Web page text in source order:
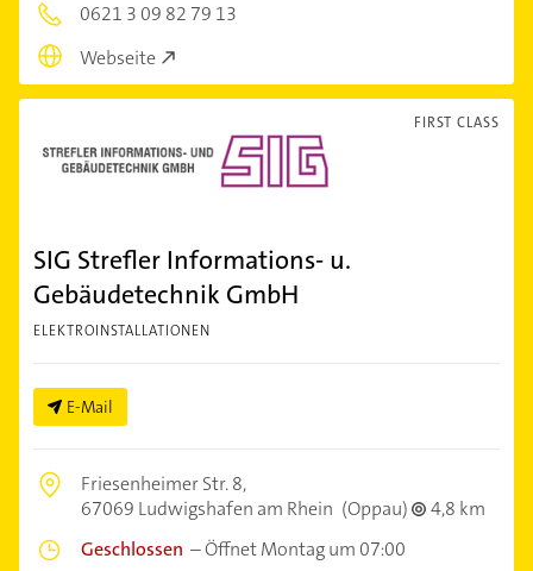
0621 3 09 82 79 13
Webseite
FIRST CLASS
SIG Strefler Informations- u.
Gebäudetechnik GmbH
ELEKTROINSTALLATIONEN
E-Mail
Friesenheimer Str. 8,
67069 Ludwigshafen am Rhein (Oppau)
4,8 km
Geschlossen –Öffnet Montag um 07:00